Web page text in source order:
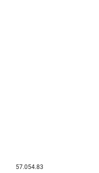
57.054.83